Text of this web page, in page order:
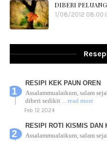
DIBERI
1/08/2012
RESIPI KEK PAUN OREN
Assalammualaikum, salam
diberi sedikit ... read more
Feb 12 2024
RESIPI ROTI KISMIS DAN
Assalammualaikum, salam